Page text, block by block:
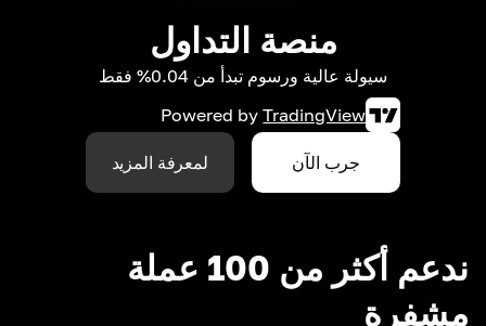
منصة التداول
سيولة عالية ورسوم تبدأ من 0.04% فقط
Powered by TradingView
جرب الآن لمعرفة المزيد
ندعم أكثر من 100 عملة
مشفرة